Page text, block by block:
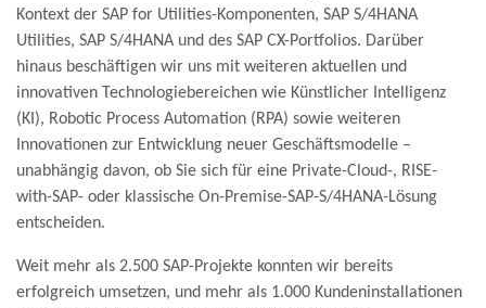
Kontext der SAP for Utilities-Komponenten, SAP S/4HANA
Utilities, SAP S/4HANA und des SAP CX-Portfolios. Darüber
hinaus beschäftigen wir uns mit weiteren aktuellen und
innovativen Technologiebereichen wie Künstlicher Intelligenz
(KI), Robotic Process Automation (RPA) sowie weiteren
Innovationen zur Entwicklung neuer Geschäftsmodelle –
unabhängig davon, ob Sie sich für eine Private-Cloud-, RISE-
with-SAP- oder klassische On-Premise-SAP-S/4HANA-Lösung
entscheiden.
Weit mehr als 2.500 SAP-Projekte konnten wir bereits
erfolgreich umsetzen, und mehr als 1.000 Kundeninstallationen